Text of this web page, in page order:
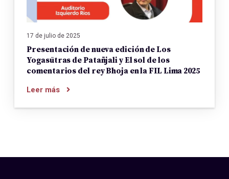
17 de julio de 2025
Presentación de nueva edición de Los
Yogasūtras de Patañjali y El sol de los
comentarios del rey Bhoja en la FIL Lima 2025
Leer más